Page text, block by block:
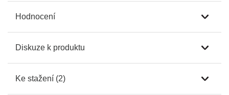
Hodnocení
Diskuze k produktu
Ke stažení (2)